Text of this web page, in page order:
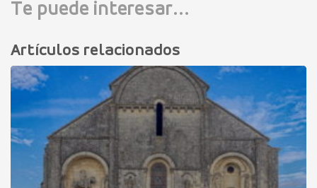
Te puede interesar...
Artículos relacionados